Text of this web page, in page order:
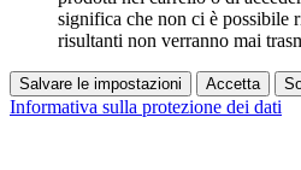
significa che non ci è possibile
risultanti non verranno mai
Salvare le impostazioni Accetta
Informativa sulla protezione dei dati